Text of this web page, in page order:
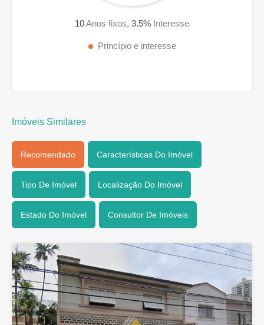
10Anos fixos, 3.5% Interesse
Princípio e interesse
Imóveis Similares
Recomendado Características Do Imóvel
Tipo De Imóvel Localização Do Imóvel
Estado Do Imóvel Consultor De Imóveis